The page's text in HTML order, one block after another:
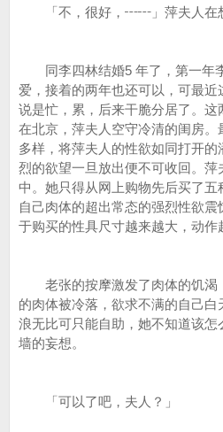
「不，很好，┅┅」萍夫人在想
同李四林结婚5 年了，第一年
爱，接着的两年也还可以，可最近
说是忙，累，后来干脆分居了。
在北京，萍夫人空守冷清的闺房
多样，将萍夫人的性欲如同打开
烈的欲望一旦放出便不可收回。萍
中。她只得从网上购物先后买了
自己肉体的超出常态的强烈性欲
于购买的性具尺寸越来越大，动作
老张的按摩激发了肉体的饥渴
的肉体被冷落，欲求不满的自己
浪无比可只能自助，她不知道该怎
墙的妄想。
「可以了吧，夫人？」